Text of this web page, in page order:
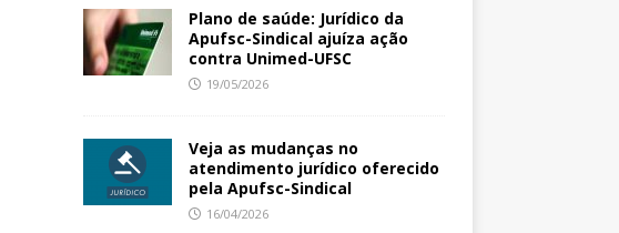
Plano de saúde: Jurídico da
Apufsc-Sindical ajuíza ação
contra Unimed-UFSC
19/05/2026
Veja as mudanças no
atendimento jurídico oferecido
pela Apufsc-Sindical
16/04/2026